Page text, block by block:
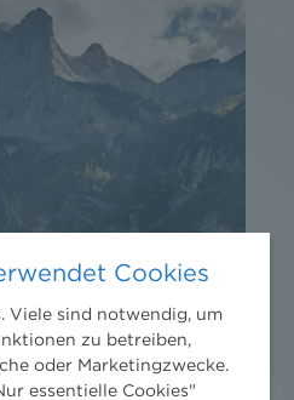
Cookies
Viele sind notwendig, um
zu betreiben,
oder Marketingzwecke.
essentielle Cookies"